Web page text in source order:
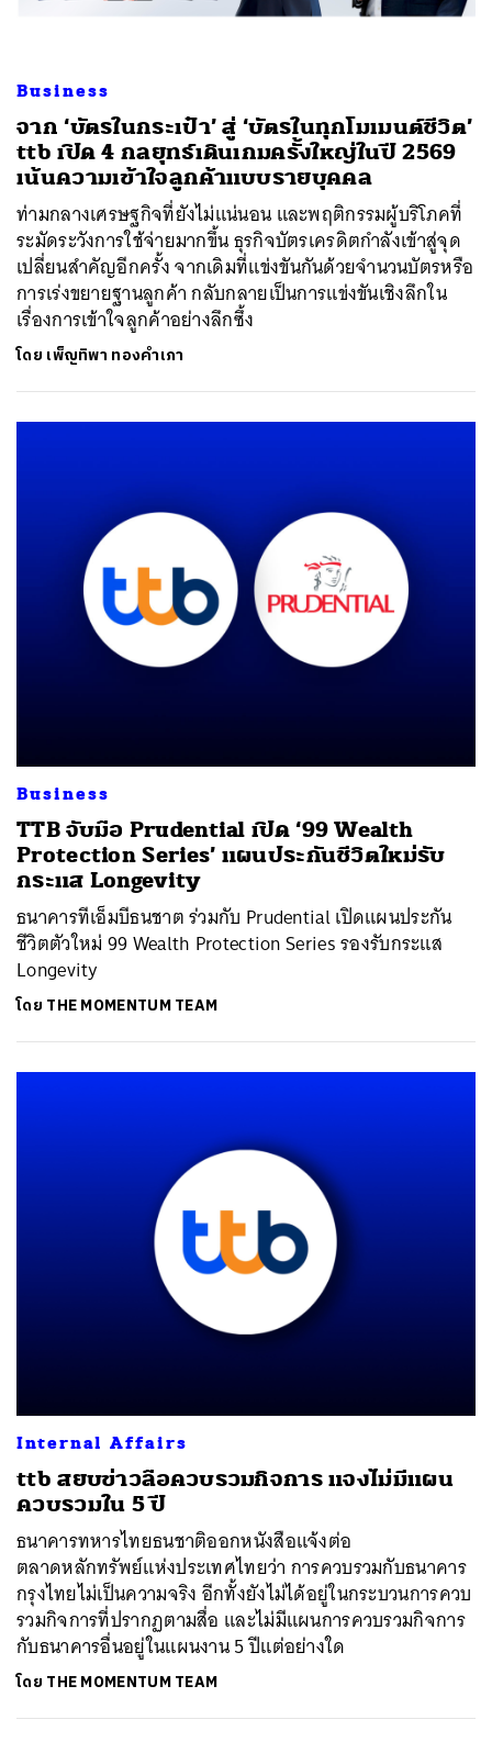
Business
จาก ‘บัตรในกระเป๋า’ สู่ ‘บัตรในทุกโมเมนต์ชีวิต’
ttb เปิด 4 กลยุทธ์เดินเกมครั้งใหญ่ในปี 2569
เน้นความเข้าใจลูกค้าแบบรายบุคคล
ท่ามกลางเศรษฐกิจที่ยังไม่แน่นอน และพฤติกรรมผู้บริโภคที่
ระมัดระวังการใช้จ่ายมากขึ้น ธุรกิจบัตรเครดิตกำลังเข้าสู่จุด
เปลี่ยนสำคัญอีกครั้ง จากเดิมที่แข่งขันกันด้วยจำนวนบัตรหรือ
การเร่งขยายฐานลูกค้า กลับกลายเป็นการแข่งขันเชิงลึกใน
เรื่องการเข้าใจลูกค้าอย่างลึกซึ้ง
โดย เพ็ญทิพา ทองคำเภา
Business
TTB จับมือ Prudential เปิด ‘99 Wealth
Protection Series’ แผนประกันชีวิตใหม่รับ
กระแส Longevity
ธนาคารทีเอ็มบีธนชาต ร่วมกับ Prudential เปิดแผนประกัน
ชีวิตตัวใหม่ 99 Wealth Protection Series รองรับกระแส
Longevity
โดย THE MOMENTUM TEAM
Internal Affairs
ttb สยบข่าวลือควบรวมกิจการ แจงไม่มีแผน
ควบรวมใน 5 ปี
ธนาคารทหารไทยธนชาติออกหนังสือแจ้งต่อ
ตลาดหลักทรัพย์แห่งประเทศไทยว่า การควบรวมกับธนาคาร
กรุงไทยไม่เป็นความจริง อีกทั้งยังไม่ได้อยู่ในกระบวนการควบ
รวมกิจการที่ปรากฏตามสื่อ และไม่มีแผนการควบรวมกิจการ
กับธนาคารอื่นอยู่ในแผนงาน 5 ปีแต่อย่างใด
โดย THE MOMENTUM TEAM
ค้นหา